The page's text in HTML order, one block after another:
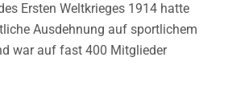
Ersten Weltkrieges 1914 hatte
Ausdehnung auf sportlichem
war auf fast 400 Mitglieder